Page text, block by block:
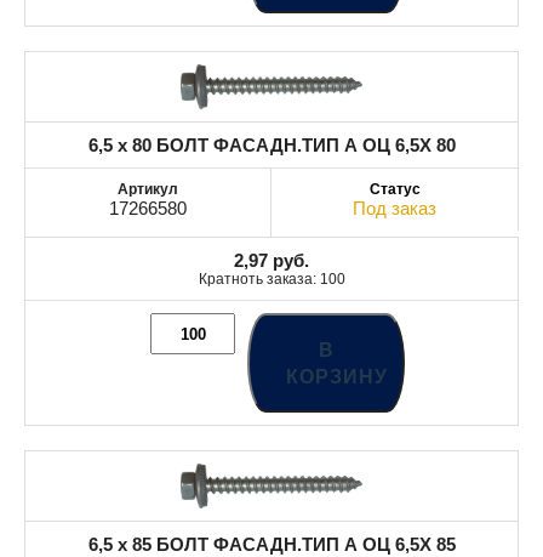
6,5 x 80 БОЛТ ФАСАДН.ТИП А ОЦ 6,5X 80
17266580 Под заказ
2,97 руб.
Кратноть заказа: 100
В
КОРЗИНУ
6,5 x 85 БОЛТ ФАСАДН.ТИП А ОЦ 6,5X 85